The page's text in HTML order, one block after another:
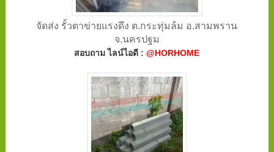
จัดส่ง รั้วตาข่ายแรงดึง ต.กระทุ่มล้ม อ.สามพราน
จ.นครปฐม
สอบถาม ไลน์ไอดี :@HORHOME